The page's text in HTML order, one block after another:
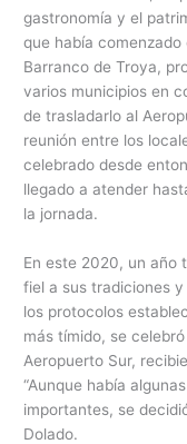
gastronomía y el
que había
Barranco de Troya,
varios municipios en
de trasladarlo al
reunión entre los
celebrado desde
llegado a atender
la jornada.
En este 2020, un año
fiel a sus tradiciones
los protocolos
más tímido, se
Aeropuerto Sur,
“Aunque había
importantes, se
Dolado.